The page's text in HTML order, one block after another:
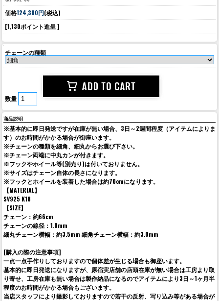
価格124,300円(税込)
[1,130ポイント進呈 ]
チェーンの種類
数量
商品説明
※基本的に即日発送ですが在庫が無い場合、3日～2週間程度（アイテムによりま
す）のお時間がかかる場合が御座います。
※チェーンの種類を細角、細丸からお選び下さい。
※チェーン両端に中丸カンが付きます。
※フックやホイール等(別売り)は付いておりません。
※サイズはチェーン自体の長さになります。
※フックとホイールを装着した場合は約70cmになります。
【MATERIAL】
SV925 K18
【SIZE】
チェーン：約66cm
チェーンの線径：1.0mm
細丸チェーン横幅：約3.5mm 細角チェーン横幅：約3.0mm
[購入の際の注意事項]
一点一点手作りしておりますので個体差が生じる場合も御座います。
基本的に即日発送になりますが、原宿実店舗の店頭在庫が無い場合は工房より取
り寄せ、工房在庫も無い場合は製作納品になるのでアイテムにより3日～1ヶ月半
程度のお時間がかかる場合もございます。
当店スタッフにより撮影しておりますので若干の反射、写り込み等がある場合が